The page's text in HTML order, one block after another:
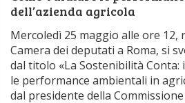
dell’azienda agricola
Mercoledì 25 maggio alle ore 12,
Camera dei deputati a Roma, si
dal titolo «La Sostenibilità
le performance ambientali in
dal presidente della